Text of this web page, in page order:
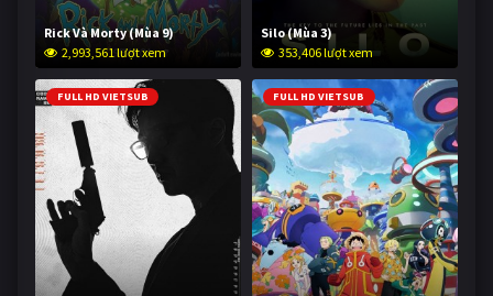
Rick Và Morty (Mùa 9)
2,993,561 lượt xem
Silo (Mùa 3)
353,406 lượt xem
FULL HD VIETSUB FULL HD VIETSUB